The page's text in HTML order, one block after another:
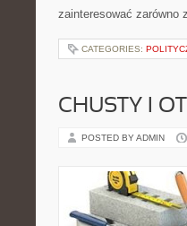
zainteresować zarówno
CATEGORIES:
CHUSTY I
POSTED BY ADMIN